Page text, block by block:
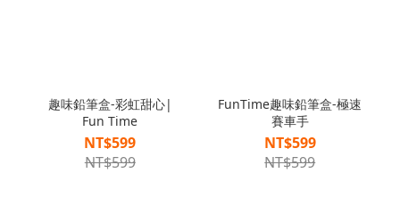
趣味鉛筆盒-彩虹甜心|
Fun Time
NT$599
NT$599
FunTime趣味鉛筆盒-極速
賽車手
NT$599
NT$599